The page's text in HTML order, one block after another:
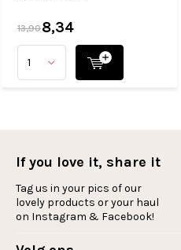
13,908,34
If you love it, share it
Tag us in your pics of our
lovely products or your haul
on Instagram & Facebook!